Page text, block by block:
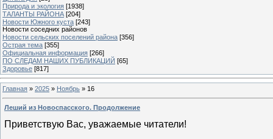
Природа и экология [1938]
ТАЛАНТЫ РАЙОНА [204]
Новости Южного куста [243]
Новости соседних районов
Новости сельских поселений района [356]
Острая тема [355]
Официальная информация [266]
ПО СЛЕДАМ НАШИХ ПУБЛИКАЦИЙ [65]
Здоровье [817]
Главная » 2025 » Ноябрь » 16
Леший из Новоспасского. Продолжение
Приветствую Вас, уважаемые